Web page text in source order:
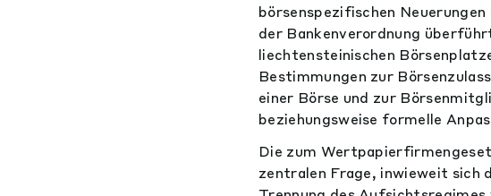
börsenspezifischen
der Bankenverordnung
liechtensteinischen
Bestimmungen zur
einer Börse und zur
beziehungsweise formelle
Die zum
zentralen Frage, inwieweit sich